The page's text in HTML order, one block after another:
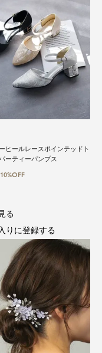
ない...もっ
みたい
きたいもの
は、ファッシ
す。
と気軽にもっ
ドレスブラン
ヒールレースポインテッドト
ーティーパンプス
10%OFF
る
りに登録する